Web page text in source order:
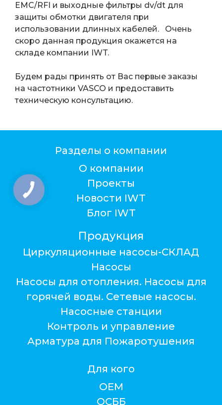
EMC/RFI и выходные фильтры dv/dt для
защиты обмотки двигателя при
использовании длинных кабелей. Очень
скоро данная продукция окажется на
складе компании IWT.
Будем рады принять от Вас первые заказы
на частотники VASCO и предоставить
техническую консультацию.
Разделы о компании
О компании
Проекты
Новости IWT
Блог IWT
Продукция
Циркуляционные насосы-СКЛАД
Насосы
Насосы для отопления. Насосы для
горячей воды. Сетевые насосы.
Насосные станции
Контроль и управление
Арматура для Пожаротушения
Для кого
ОЕМ
ОСББ